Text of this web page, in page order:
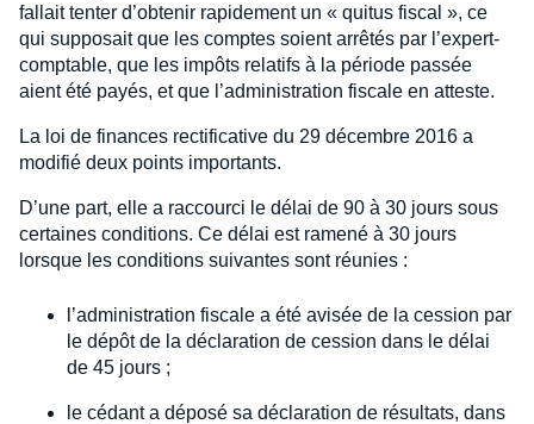
fallait tenter d’obtenir rapidement un « quitus fiscal », ce
qui supposait que les comptes soient arrêtés par l’expert-
comptable, que les impôts relatifs à la période passée
aient été payés, et que l’administration fiscale en atteste.
La loi de finances rectificative du 29 décembre 2016 a
modifié deux points importants.
D’une part, elle a raccourci le délai de 90 à 30 jours sous
certaines conditions. Ce délai est ramené à 30 jours
lorsque les conditions suivantes sont réunies :
l’administration fiscale a été avisée de la cession par
le dépôt de la déclaration de cession dans le délai
de 45 jours ;
le cédant a déposé sa déclaration de résultats, dans